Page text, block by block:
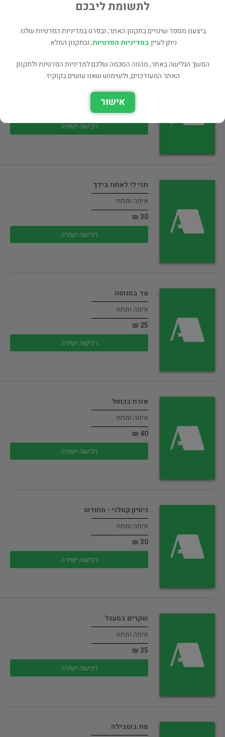
מגרה וסוחר היין
אימה ומתח
רכישה ישירה
תני לי לאחוז בידך
אימה ומתח
30 ₪
רכישה ישירה
עד במנוסה
אימה ומתח
25 ₪
רכישה ישירה
אזרח בכחול
אימה ומתח
40 ₪
רכישה ישירה
ניסיון קטלני - מחודש
אימה ומתח
30 ₪
רכישה ישירה
שקרים במעגל
אימה ומתח
35 ₪
רכישה ישירה
מת בשבילה
לתשומת ליבכם
ביצענו מספר שינויים בתקנון האתר, ובפרט במדיניות הפרטיות שלנו.
ניתן לעייןבמדיניות הפרטיות, ובתקנון המלא.
המשך הגלישה באתר, מהווה הסכמה שלכם למדיניות הפרטיות ולתקנון
האתר המעודכנים, ולשימוש שאנו עושים בקוקיז.
אישור